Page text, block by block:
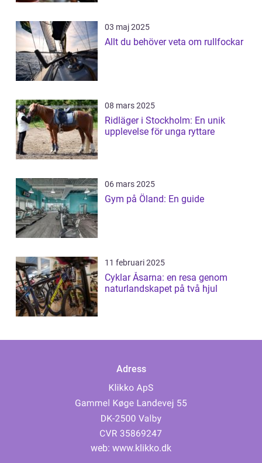
03 maj 2025
Allt du behöver veta om rullfockar
08 mars 2025
Ridläger i Stockholm: En unik
upplevelse för unga ryttare
06 mars 2025
Gym på Öland: En guide
11 februari 2025
Cyklar Åsarna: en resa genom
naturlandskapet på två hjul
Adress
web: www.klikko.dk